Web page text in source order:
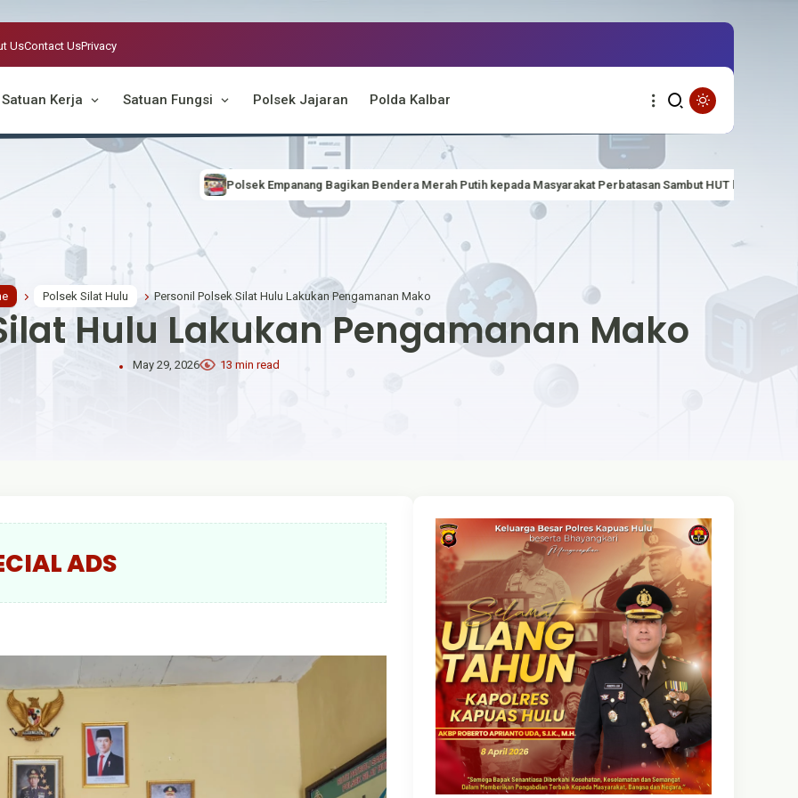
UsContact UsPrivacy
Satuan Kerja Satuan Fungsi Polsek Jajaran Polda Kalbar
Polsek Empanang Bagikan Bendera Merah Putih kepada Masyarakat Perbatasan Sambut HUT ke-81 Kemerdekaan RI
Polsek Silat Hulu Personil Polsek Silat Hulu Lakukan Pengamanan Mako
Hulu Lakukan Pengamanan Mako
May 29, 2026 13 min read
ADS